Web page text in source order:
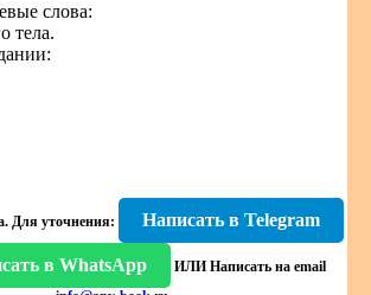
слова:
тела.
Для уточнения: Написать в Telegram
в WhatsApp ИЛИ Написать на email